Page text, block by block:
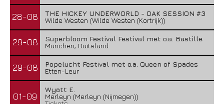
28-08
THE HICKEY UNDERWORLD - DAK SESSION #3
Wilde Westen (Wilde Westen (Kortrijk))
29-08
Superbloom Festival Festival met o.a. Bastille
Munchen, Duitsland
29-08
Popelucht Festival met o.a. Queen of Spades
Etten-Leur
01-09
Wyatt E.
Merleyn (Merleyn (Nijmegen))